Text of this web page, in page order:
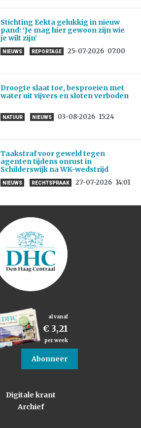
Stichting Eekta gelukkig in nieuw
pand: ‘Je mag hier gewoon zijn wie
je wilt zijn’
NIEUWS REPORTAGE 25-07-2026 07:00
Droogte slaat toe, besproeien met
water uit vijvers en sloten verboden
NATUUR NIEUWS 03-08-2026 15:24
Taakstraf voor geweld tegen
agenten tijdens onrust in
Schilderswijk na WK-wedstrijd
NIEUWS RECHTSPRAAK 27-07-2026 14:01
al vanaf
€ 3,21
per week
Abonneer
Digitale krant
Archief